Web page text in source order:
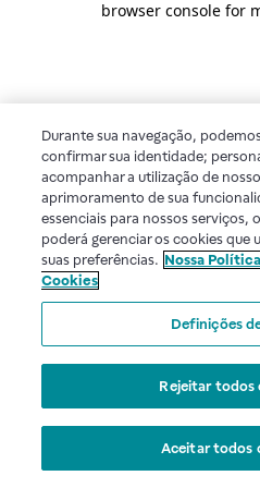
browser console for
Durante sua navegação,
confirmar sua identidade;
acompanhar a utilização de
aprimoramento de sua
essenciais para nossos serviços,
poderá gerenciar os cookies que
suas preferências. Nossa
Cookies
Definições
Rejeitar todos
Aceitar todos